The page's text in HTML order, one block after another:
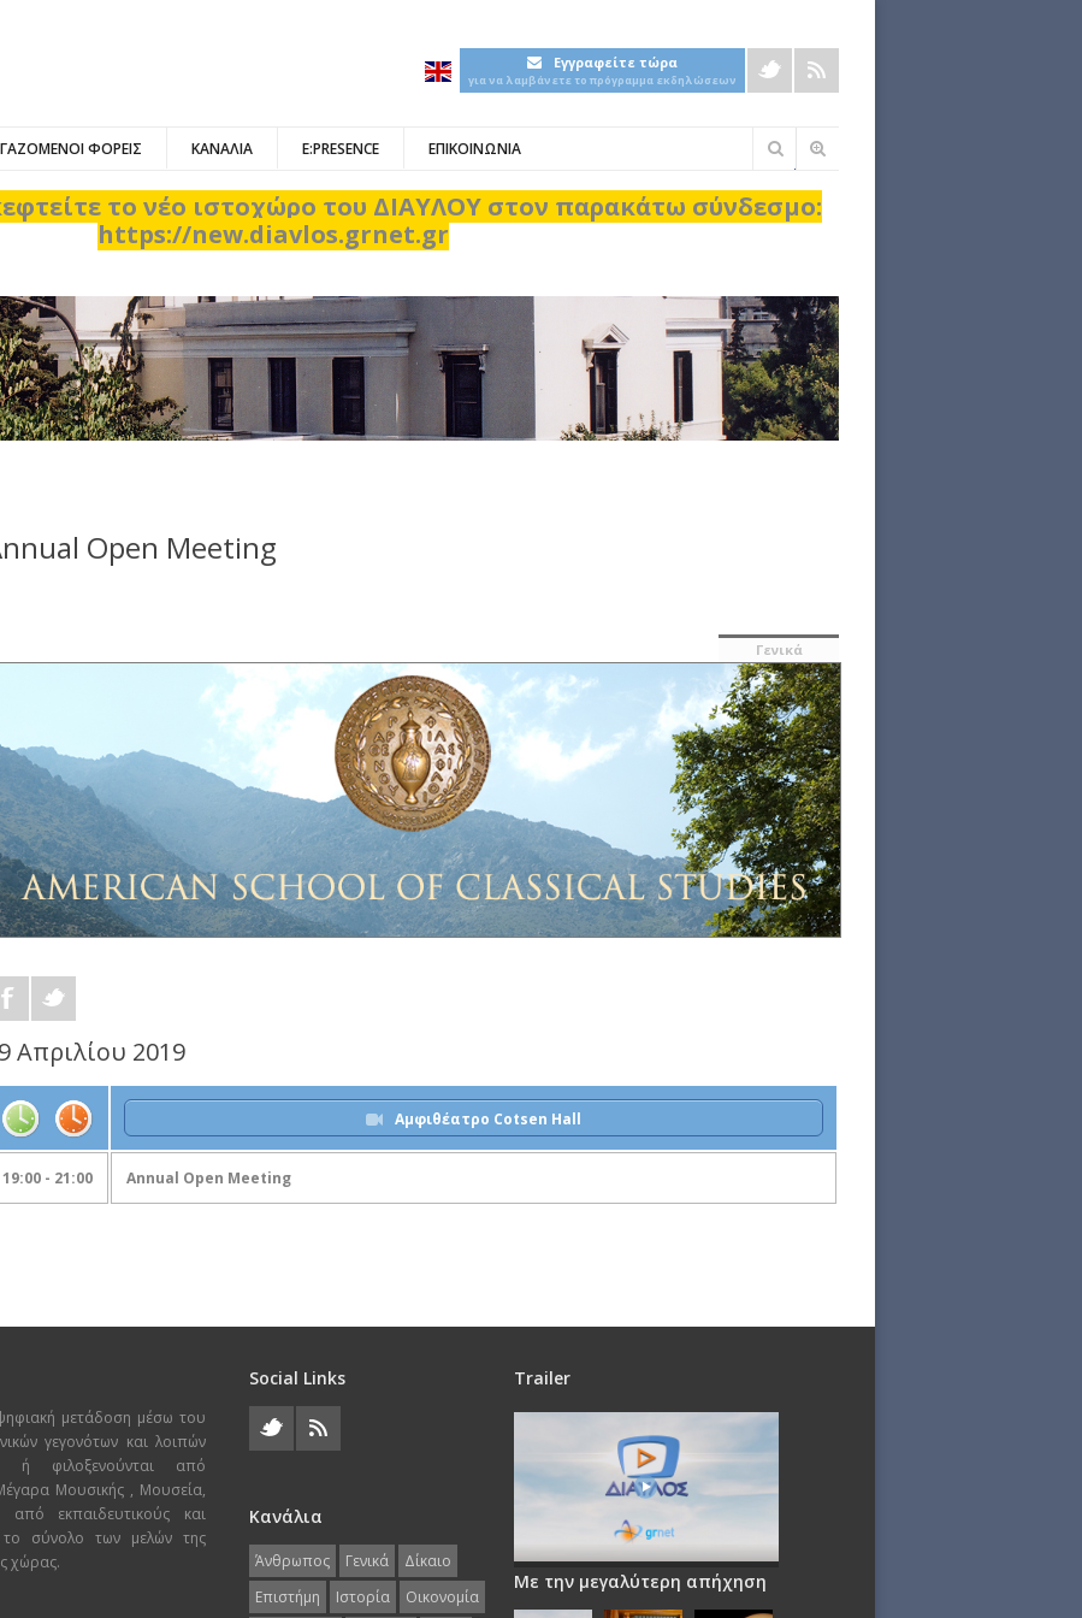
Εγγραφείτε τώρα
για να λαμβάνετε το πρόγραμμα εκδηλώσεων
ΦΟΡΕΙΣ ΚΑΝΑΛΙΑ E:PRESENCE ΕΠΙΚΟΙΝΩΝΙΑ
Φόρμα
αναζήτησης
το νέο ιστοχώρο του ΔΙΑΥΛΟΥ στον παρακάτω σύνδεσμο:
https://new.diavlos.grnet.gr
Open Meeting
Γενικά
Απριλίου 2019
Αμφιθέατρο Cotsen Hall
19:00 - 21:00 Annual Open Meeting
μετάδοση μέσω του
γεγονότων και λοιπών
ή φιλοξενούνται από
Μουσικής , Μουσεία,
εκπαιδευτικούς και
το σύνολο των μελών της
χώρας.
Social Links
Κανάλια
Άνθρωπος Γενικά
Δίκαιο
Επιστήμη
Ιστορία Οικονομία
Trailer
Με την μεγαλύτερη απήχηση